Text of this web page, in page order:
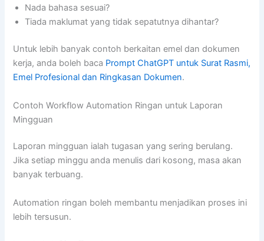
Nada bahasa sesuai?
Tiada maklumat yang tidak sepatutnya dihantar?
Untuk lebih banyak contoh berkaitan emel dan dokumen
kerja, anda boleh baca Prompt ChatGPT untuk Surat Rasmi,
Emel Profesional dan Ringkasan Dokumen.
Contoh Workflow Automation Ringan untuk Laporan
Mingguan
Laporan mingguan ialah tugasan yang sering berulang.
Jika setiap minggu anda menulis dari kosong, masa akan
banyak terbuang.
Automation ringan boleh membantu menjadikan proses ini
lebih tersusun.